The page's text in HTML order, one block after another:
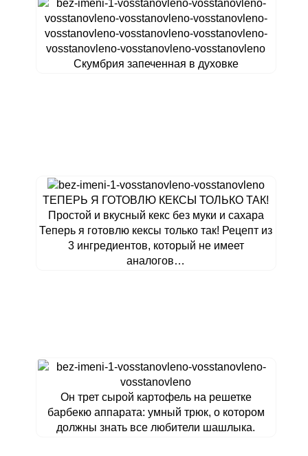
Скумбрия запеченная в духовке
ТЕПЕРЬ Я ГОТОВЛЮ КЕКСЫ ТОЛЬКО ТАК!
Простой и вкусный кекс без муки и сахара
Теперь я готовлю кексы только так! Рецепт из
3 ингредиентов, который не имеет
аналогов…
Он трет сырой картофель на решетке
барбекю аппарата: умный трюк, о котором
должны знать все любители шашлыка.